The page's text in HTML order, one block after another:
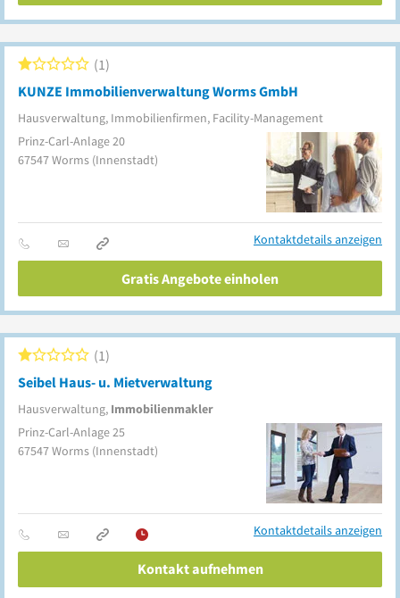
KUNZE Immobilienverwaltung Worms GmbH
Hausverwaltung, Immobilienfirmen, Facility-Management
1
Prinz-Carl-Anlage 20
67547Worms (Innenstadt)
Kontaktdetails anzeigen
Gratis Angebote einholen
Seibel Haus- u. Mietverwaltung
Hausverwaltung, Immobilienmakler
1
Prinz-Carl-Anlage 25
67547Worms (Innenstadt)
Kontaktdetails anzeigen
Kontakt aufnehmen